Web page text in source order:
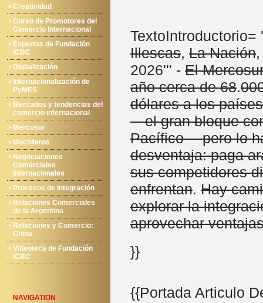
Creatividad
Curso de Promotores del
Comercio Internacional
Expertos de Fundación
ICBC
Globalización
Internacionalización de
PyMES
Mercados y tendencias del
comercio internacional
Mercosur
Mochileros
Negociaciones
Comerciales
Internacionales
Procesos de integración
Relaciones Comerciales
de la Argentina
Relaciones y Comercio:
China
Videoteca de Fundación
ICBC
NAVIGATION
TextoIntroductorio=
Illescas, La Nación
2026''' - El
año cerca de 68.
dólares a los
—el gran bloque
Pacífico— pero lo
desventaja: paga
sus competidores
enfrentan. Hay
explorar la
aprovechar
}}
{{Portada Articulo